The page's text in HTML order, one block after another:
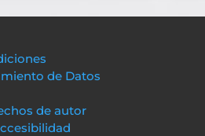
de Datos
de autor